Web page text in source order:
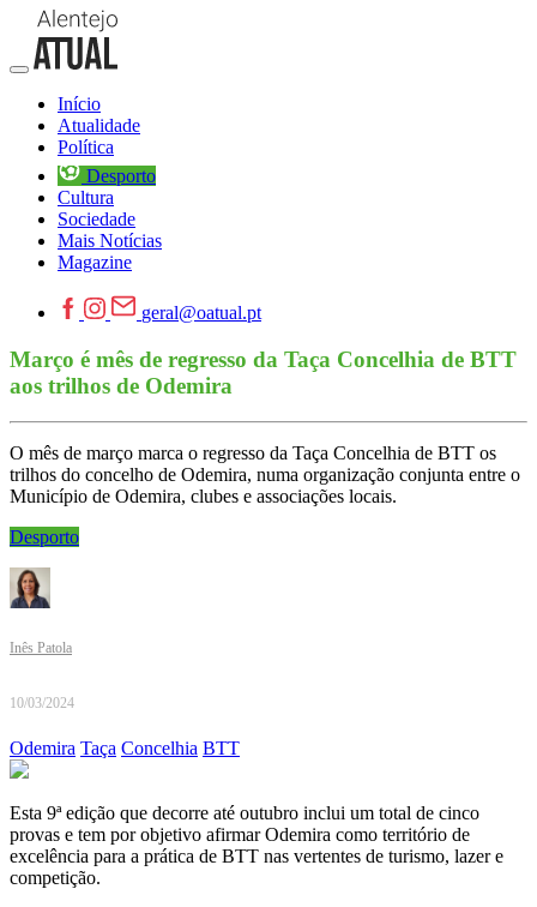
Início
Atualidade
Política
Desporto
Cultura
Sociedade
Mais Notícias
Magazine
geral@oatual.pt
Março é mês de regresso da Taça Concelhia de BTT
aos trilhos de Odemira
O mês de março marca o regresso da Taça Concelhia de BTT os
trilhos do concelho de Odemira, numa organização conjunta entre o
Município de Odemira, clubes e associações locais.
Desporto
Inês Patola
10/03/2024
Odemira Taça Concelhia BTT
Esta 9ª edição que decorre até outubro inclui um total de cinco
provas e tem por objetivo afirmar Odemira como território de
excelência para a prática de BTT nas vertentes de turismo, lazer e
competição.